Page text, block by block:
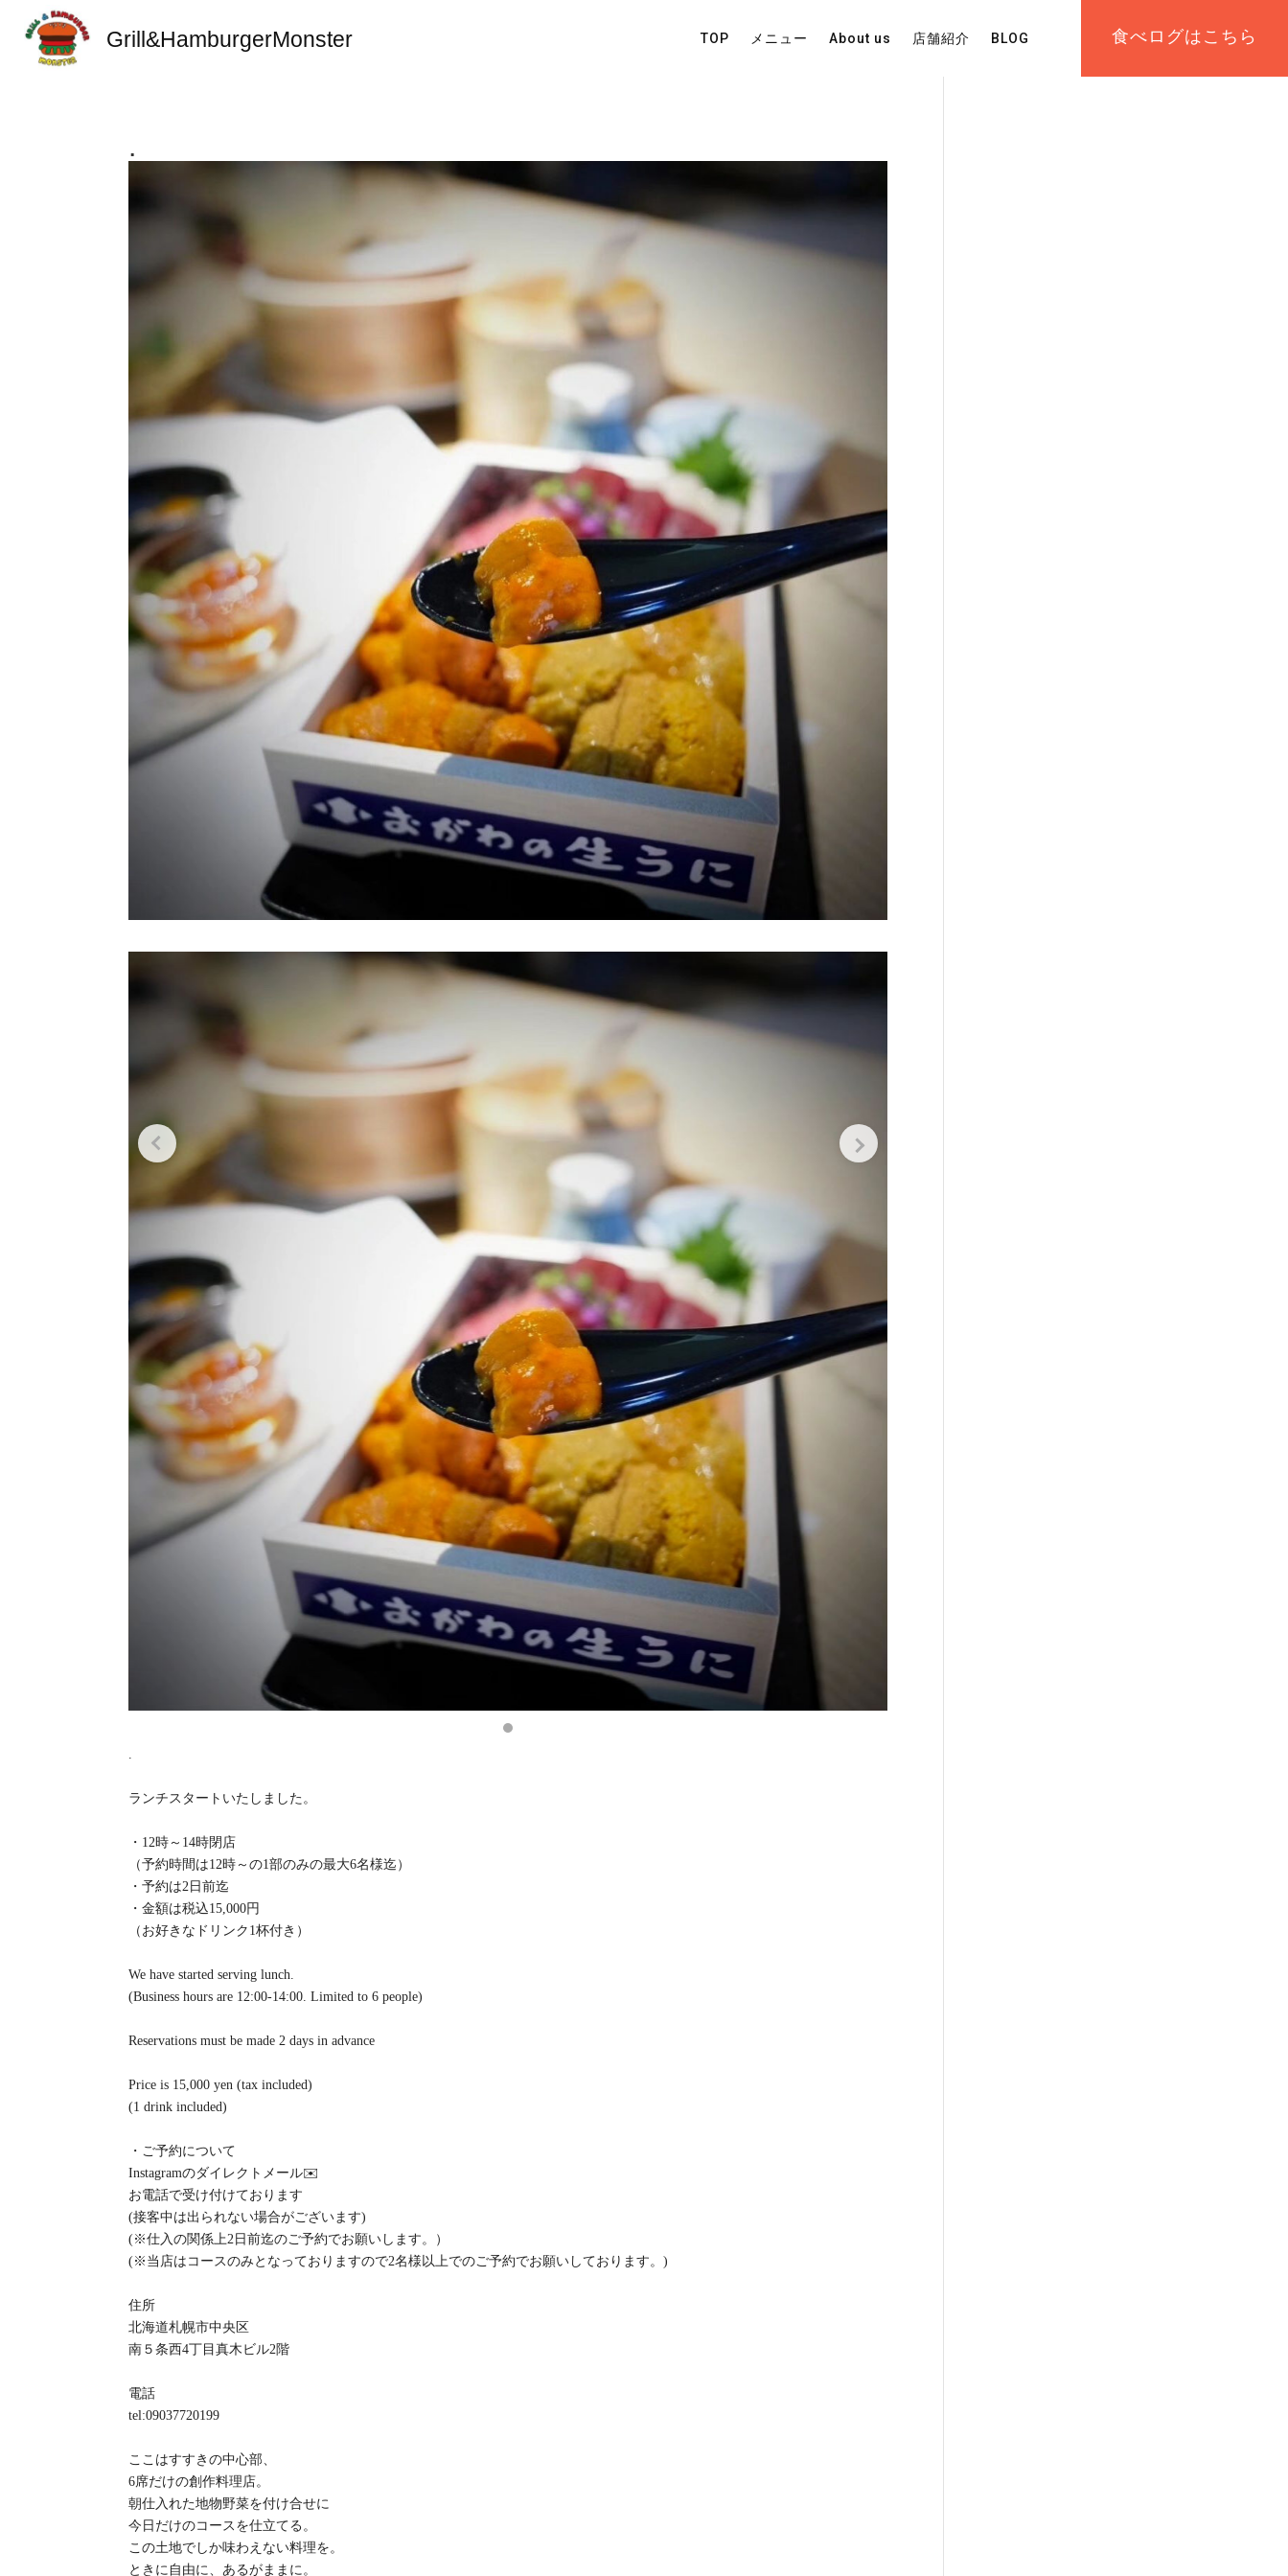
Grill&HamburgerMonster TOP メニュー About us 店舗紹介 BLOG 食べログはこちら
.
ランチスタートいたしました。
・12時～14時閉店
（予約時間は12時～の1部のみの最大6名様迄）
・予約は2日前迄
・金額は税込15,000円
（お好きなドリンク1杯付き）
We have started serving lunch.
(Business hours are 12:00-14:00. Limited to 6 people)
Reservations must be made 2 days in advance
Price is 15,000 yen (tax included)
(1 drink included)
・ご予約について
Instagramのダイレクトメール✉️
お電話で受け付けております
(接客中は出られない場合がございます)
(※仕入の関係上2日前迄のご予約でお願いします。）
(※当店はコースのみとなっておりますので2名様以上でのご予約でお願いしております。)
住所
北海道札幌市中央区
南５条西4丁目真木ビル2階
電話
tel:09037720199
ここはすすきの中心部、
6席だけの創作料理店。
朝仕入れた地物野菜を付け合せに
今日だけのコースを仕立てる。
この土地でしか味わえない料理を。
ときに自由に、あるがままに。